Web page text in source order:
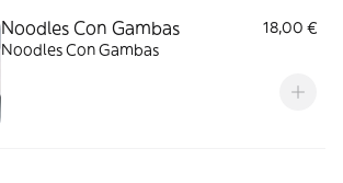
Noodles Con Gambas
18,00 €
Noodles Con Gambas